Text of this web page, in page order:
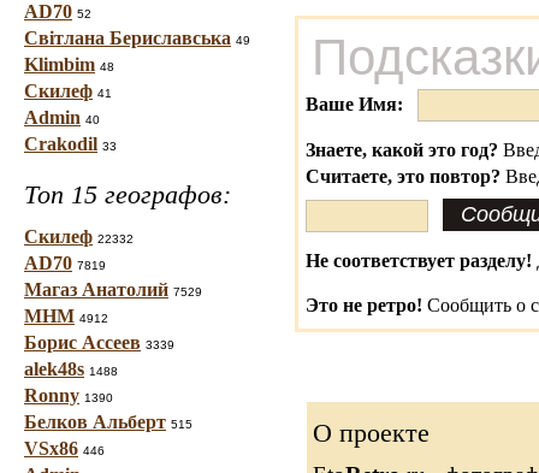
AD70 52
Світлана Бериславська 49
Klimbim 48
Скилеф 41
Admin 40
Crakodil 33
Топ 15 географов:
Скилеф 22332
AD70 7819
Магаз Анатолий 7529
МНМ 4912
Борис Ассеев 3339
alek48s 1488
Ronny 1390
Белков Альберт 515
VSx86 446
Ваше Имя:
Знаете, какой это год?
Считаете, это повтор?
Не соответствует разделу!
Это не ретро! Сообщить о
О проекте